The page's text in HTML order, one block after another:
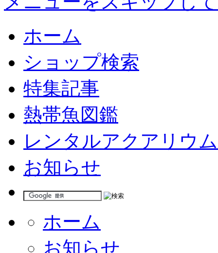
ホーム
ショップ検索
特集記事
熱帯魚図鑑
レンタルアクアリウム
お知らせ
ホーム
お知らせ